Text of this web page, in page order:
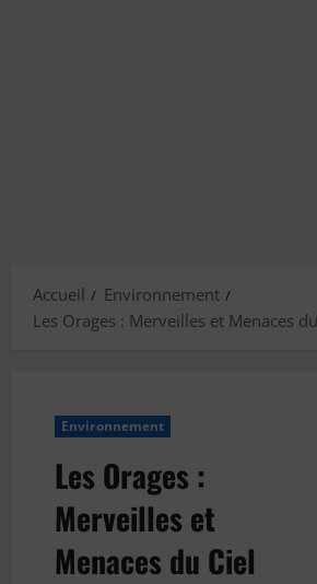
Accueil
Environnement
Les Orages : Merveilles et Menaces
Environnement
Les Orages :
Merveilles et
Menaces du Ciel